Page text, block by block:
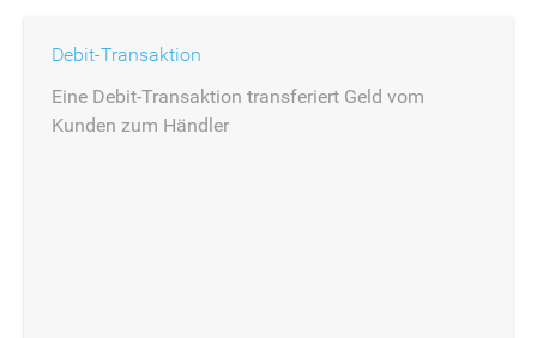
Debit-Transaktion
Eine Debit-Transaktion transferiert Geld vom
Kunden zum Händler